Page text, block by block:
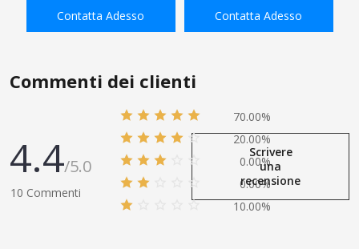
AGGIUNGI ALLA
con fascetta stringitubo
Contatta Adesso
AGGIUNGI ALLA
Femmina x 1/4 "NPT Maschio
Contatta Adesso
Commenti dei clienti
4.4/5.0
10 Commenti
70.00%
20.00%
0.00%
0.00%
10.00%
Scrivere
una
recensione